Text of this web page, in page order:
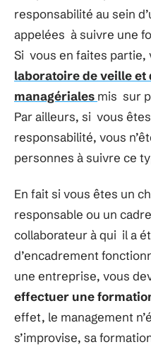
responsabilité au sein
appelées à suivre une
Si vous en faites partie,
laboratoire de veille et
managériales mis sur
Par ailleurs, si vous
responsabilité, vous
personnes à suivre ce
En fait si vous êtes un
responsable ou un
collaborateur à qui il a
d’encadrement
une entreprise, vous
effectuer une
effet, le management
s’improvise, sa